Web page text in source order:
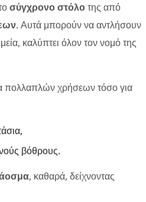
σύγχρονο στόλοτης από
. Αυτά μπορούν να αντλήσουν
καλύπτει όλον τον νομό της
πολλαπλών χρήσεων τόσο για
βόθρους.
, καθαρά, δείχνοντας